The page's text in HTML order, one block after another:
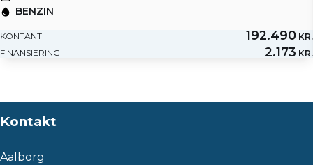
BENZIN
KONTANT 192.490 KR.
FINANSIERING
2.173 KR.
Kontakt
Aalborg